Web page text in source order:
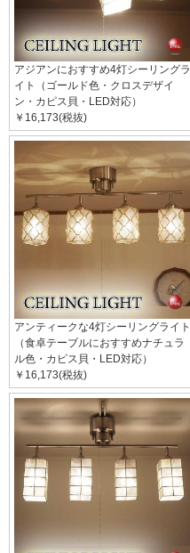
アジアンにおすすめ4灯シーリングラ
イト（ゴールド色・クロスデザイ
ン・カピス貝・LED対応）
￥16,173(税抜)
アンティークな4灯シーリングライト
（食卓テーブルにおすすめナチュラ
ル色・カピス貝・LED対応）
￥16,173(税抜)